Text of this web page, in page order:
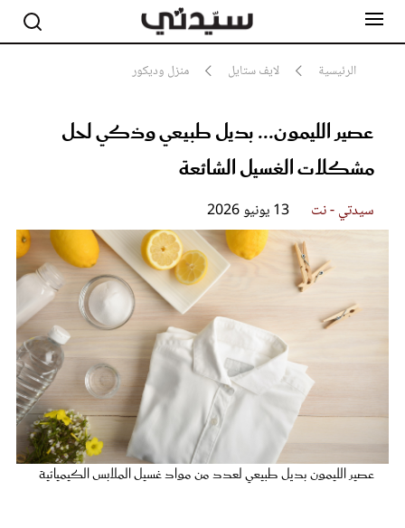
الرئيسية لايف ستايل منزل وديكور
عصير الليمون... بديل طبيعي وذكي لحل
مشكلات الغسيل الشائعة
سيدتي - نت 13 يونيو 2026
عصير الليمون بديل طبيعي لعدد من مواد غسيل الملابس الكيميائية
مشاهير
جمال
سيدتي وطفلك
لايف ستايل
فيديو
مطبخ سيدتي
عروس سيدتي